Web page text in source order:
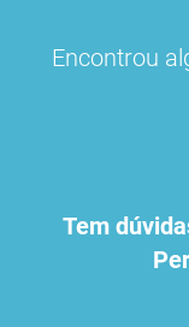
Encontrou
Tem